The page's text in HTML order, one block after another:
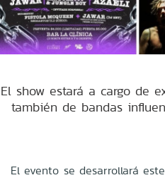
El show estará a cargo de
también de bandas
El evento se desarrollará